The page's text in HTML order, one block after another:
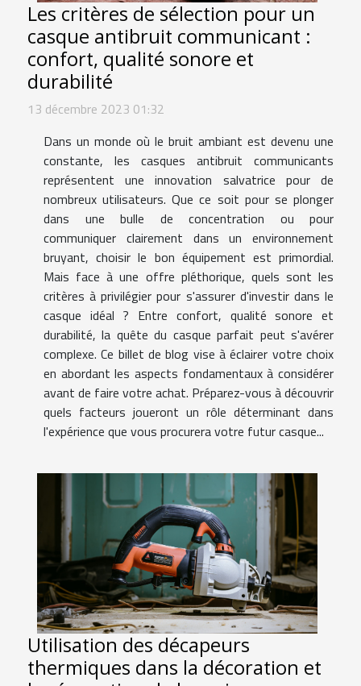
Les critères de sélection pour un
casque antibruit communicant :
confort, qualité sonore et
durabilité
13 décembre 2023 01:32
Dans un monde où le bruit ambiant est devenu une
constante, les casques antibruit communicants
représentent une innovation salvatrice pour de
nombreux utilisateurs. Que ce soit pour se plonger
dans une bulle de concentration ou pour
communiquer clairement dans un environnement
bruyant, choisir le bon équipement est primordial.
Mais face à une offre pléthorique, quels sont les
critères à privilégier pour s'assurer d'investir dans le
casque idéal ? Entre confort, qualité sonore et
durabilité, la quête du casque parfait peut s'avérer
complexe. Ce billet de blog vise à éclairer votre choix
en abordant les aspects fondamentaux à considérer
avant de faire votre achat. Préparez-vous à découvrir
quels facteurs joueront un rôle déterminant dans
l'expérience que vous procurera votre futur casque...
Utilisation des décapeurs
thermiques dans la décoration et